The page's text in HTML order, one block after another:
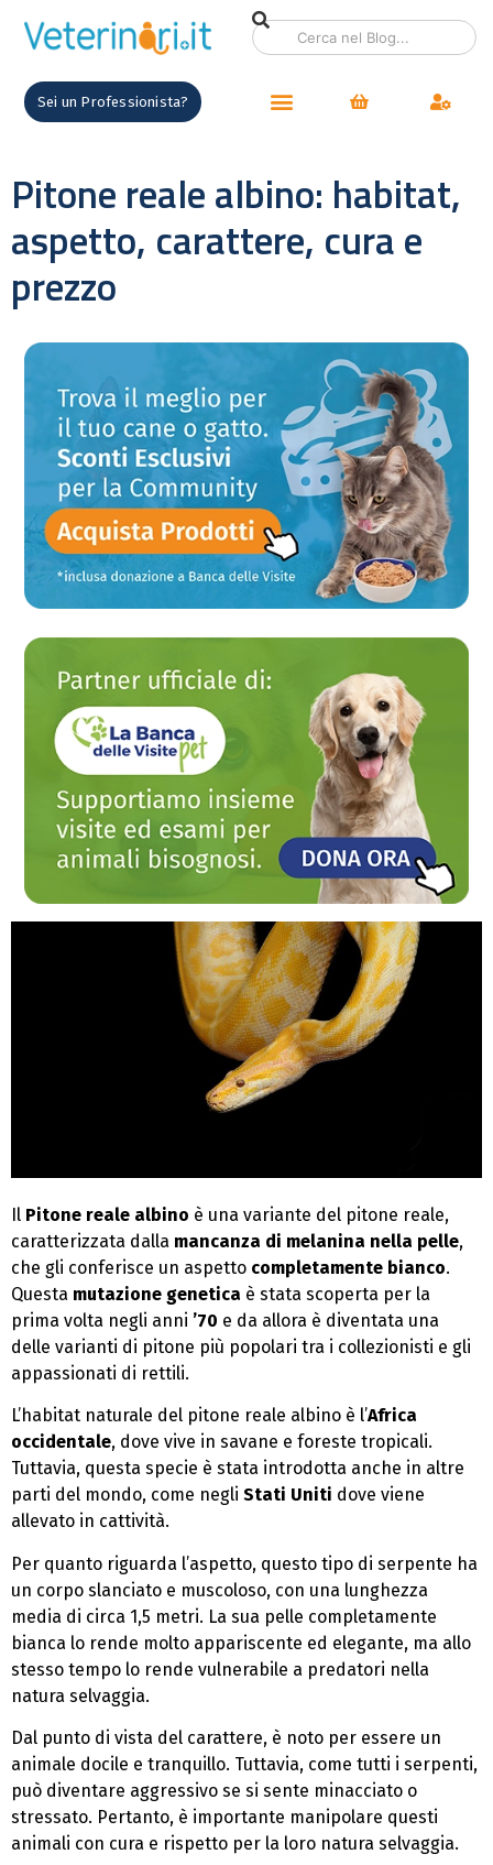
Sei un Professionista?
Pitone reale albino: habitat,
aspetto, carattere, cura e
prezzo
Il Pitone reale albino è una variante del pitone reale,
caratterizzata dalla mancanza di melanina nella pelle,
che gli conferisce un aspetto completamente bianco.
Questa mutazione genetica è stata scoperta per la
prima volta negli anni ’70 e da allora è diventata una
delle varianti di pitone più popolari tra i collezionisti e gli
appassionati di rettili.
L’habitat naturale del pitone reale albino è l’Africa
occidentale, dove vive in savane e foreste tropicali.
Tuttavia, questa specie è stata introdotta anche in altre
parti del mondo, come negli Stati Uniti dove viene
allevato in cattività.
Per quanto riguarda l’aspetto, questo tipo di serpente ha
un corpo slanciato e muscoloso, con una lunghezza
media di circa 1,5 metri. La sua pelle completamente
bianca lo rende molto appariscente ed elegante, ma allo
stesso tempo lo rende vulnerabile a predatori nella
natura selvaggia.
Dal punto di vista del carattere, è noto per essere un
animale docile e tranquillo. Tuttavia, come tutti i serpenti,
può diventare aggressivo se si sente minacciato o
stressato. Pertanto, è importante manipolare questi
animali con cura e rispetto per la loro natura selvaggia.